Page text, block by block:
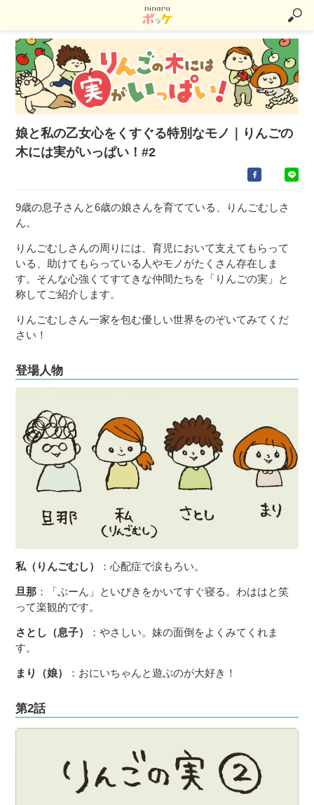
娘と私の乙女心をくすぐる特別なモノ｜りんごの
木には実がいっぱい！#2
9歳の息子さんと6歳の娘さんを育てている、りんごむしさ
ん。
りんごむしさんの周りには、育児において支えてもらって
いる、助けてもらっている人やモノがたくさん存在しま
す。そんな心強くてすてきな仲間たちを「りんごの実」と
称してご紹介します。
りんごむしさん一家を包む優しい世界をのぞいてみてくだ
さい！
登場人物
私（りんごむし） ：心配症で涙もろい。
旦那 ：「ぶーん」といびきをかいてすぐ寝る。わははと笑
って楽観的です。
さとし（息子）
：やさしい。妹の面倒をよくみてくれま
す。
まり（娘） ：おにいちゃんと遊ぶのが大好き！
第2話